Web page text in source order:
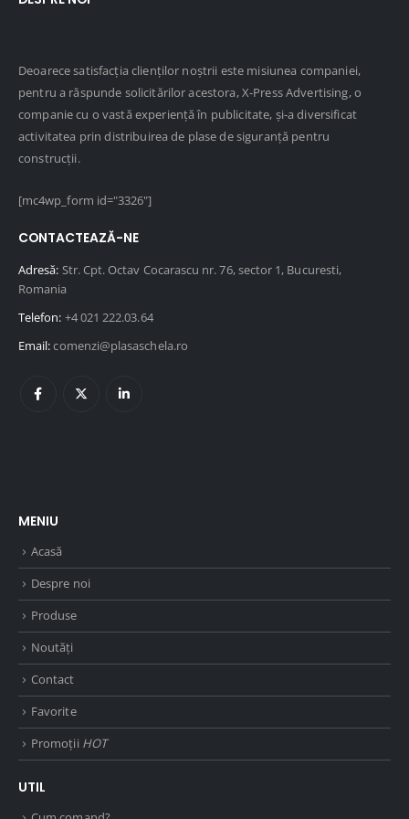
Deoarece satisfacția clienților noștrii este misiunea companiei,
pentru a răspunde solicitărilor acestora, X-Press Advertising, o
companie cu o vastă experiență în publicitate, și-a diversificat
activitatea prin distribuirea de plase de siguranță pentru
construcții.
[mc4wp_form id="3326"]
CONTACTEAZĂ-NE
Adresă: Str. Cpt. Octav Cocarascu nr. 76, sector 1, Bucuresti,
Romania
Telefon: +4 021 222.03.64
Email:comenzi@plasaschela.ro
MENIU
Acasă
Despre noi
Produse
Noutăți
Contact
Favorite
Promoții HOT
UTIL